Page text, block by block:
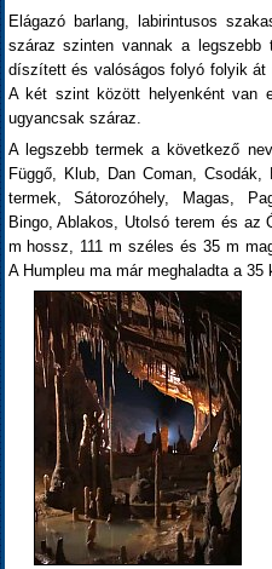
Elágazó barlang, labirintusos
száraz szinten vannak a
díszített és valóságos folyó folyik át
A két szint között helyenként van
ugyancsak száraz.
A legszebb termek a következő
Függő, Klub, Dan Coman, Csodák,
termek, Sátorozóhely, Magas,
Bingo, Ablakos, Utolsó terem és az
m hossz, 111 m széles és 35 m
A Humpleu ma már meghaladta a 35